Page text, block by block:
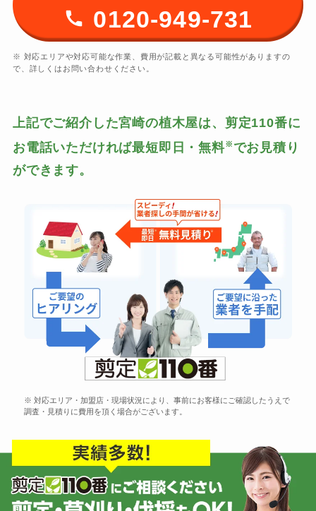
0120-949-731
※ 対応エリアや対応可能な作業、費用が記載と異なる可能性がありますの
で、詳しくはお問い合わせください。
上記でご紹介した宮崎の植木屋は、剪定110番に
お電話いただければ最短即日・無料※ でお見積り
ができます。
※ 対応エリア・加盟店・現場状況により、事前にお客様にご確認したうえで
調査・見積りに費用を頂く場合がございます。